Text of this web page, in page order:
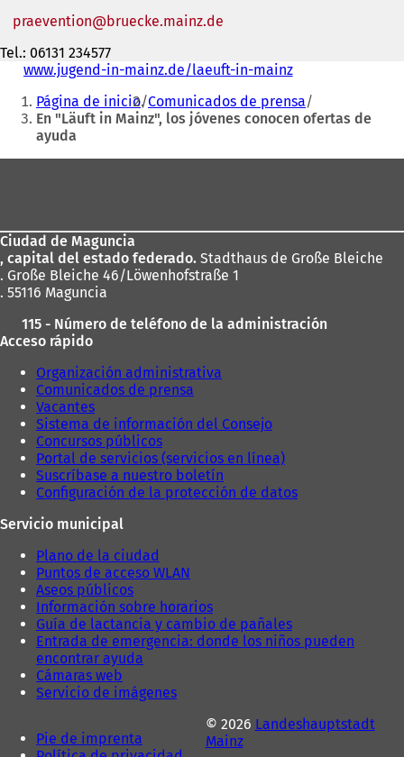
praevention
bruecke.mainz de
Tel.: 06131 234577
www.jugend-in-mainz.de/laeuft-in-mainz(
e
a
r
a
v
Estás
aquí:
Página de inicio Comunicados de prensa
En "Läuft in Mainz", los jóvenes conocen ofertas de
ayuda
pies
Ciudad de Maguncia
, capital del estado federado. Stadthaus de Große Bleiche
. Große Bleiche 46/Löwenhofstraße 1
. 55116 Maguncia
115 - Número de teléfono de la administración
Acceso rápido
Organización administrativa
Comunicados de prensa
Vacantes
Sistema de información del Consejo
Concursos públicos
Portal de servicios (servicios en línea)
Suscríbase a nuestro boletín
Configuración de la protección de datos
Servicio municipal
Plano de la ciudad
Puntos de acceso WLAN
Aseos públicos
Información sobre horarios
Guía de lactancia y cambio de pañales
Entrada de emergencia: donde los niños pueden
encontrar ayuda
Cámaras web
Servicio de imágenes
Pie de imprenta
© 2026 Landeshauptstadt
Mainz